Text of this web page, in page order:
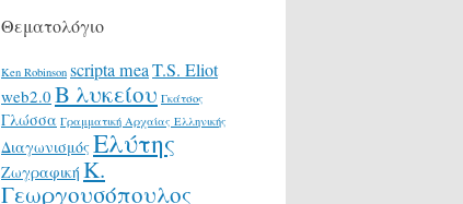
Θεματολόγιο
Ken Robinson scripta meaT.S. Eliot
web2.0 Β λυκείου Γκάτσος
Γλώσσα Γραμματική Αρχαίας Ελληνικής
ΔιαγωνισμόςΕλύτης
Ζωγραφική Κ.
Γεωργουσόπουλος